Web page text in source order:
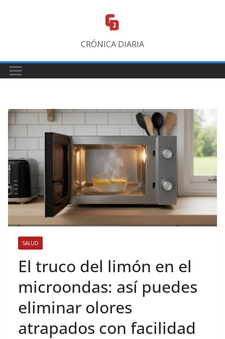
CRÓNICA DIARIA
SALUD
El truco del limón en el
microondas: así puedes
eliminar olores
atrapados con facilidad